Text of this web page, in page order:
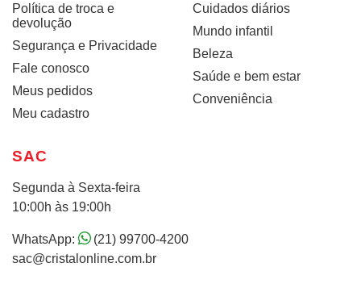
Política de troca e
devolução
Segurança e Privacidade
Fale conosco
Meus pedidos
Meu cadastro
Cuidados diários
Mundo infantil
Beleza
Saúde e bem estar
Conveniência
SAC
Segunda à Sexta-feira
10:00h às 19:00h
WhatsApp:
(21) 99700-4200
sac@cristalonline.com.br